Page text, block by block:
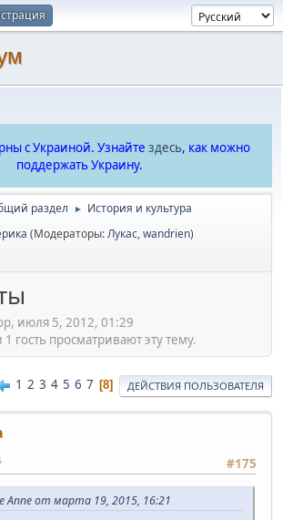
с Украиной. Узнайте здесь, как можно
поддержать Украину.
раздел ► История и культура
(Модераторы:Лукас,wandrien)
июля 5, 2012, 01:29
гость просматривают эту тему.
1 2 3 4 5 6 7 8 ДЕЙСТВИЯ ПОЛЬЗОВАТЕЛЯ
#175
Anne от марта 19, 2015, 16:21